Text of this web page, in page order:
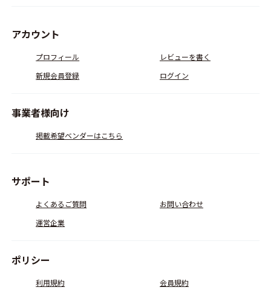
アカウント
プロフィール
レビューを書く
新規会員登録
ログイン
事業者様向け
掲載希望ベンダーはこちら
サポート
よくあるご質問
お問い合わせ
運営企業
ポリシー
利用規約 会員規約